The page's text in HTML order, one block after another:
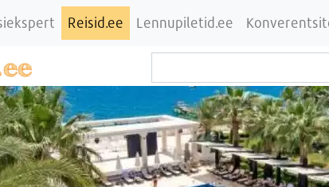
Reisid.ee Lennupiletid.ee